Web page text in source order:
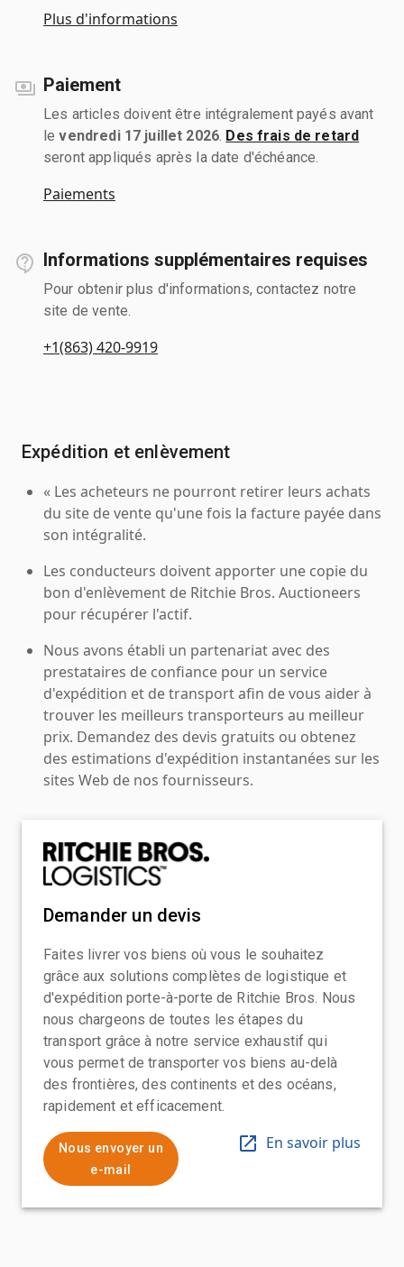
Plus d'informations
Paiement
Les articles doivent être intégralement payés avant
levendredi 17 juillet 2026 Des frais de retard
seront appliqués après la date d'échéance.
Paiements
Informations supplémentaires requises
Pour obtenir plus d'informations, contactez notre
site de vente.
+1(863) 420-9919
Expédition et enlèvement
« Les acheteurs ne pourront retirer leurs achats
du site de vente qu'une fois la facture payée dans
son intégralité.
Les conducteurs doivent apporter une copie du
bon d'enlèvement de Ritchie Bros. Auctioneers
pour récupérer l'actif.
Nous avons établi un partenariat avec des
prestataires de confiance pour un service
d'expédition et de transport afin de vous aider à
trouver les meilleurs transporteurs au meilleur
prix. Demandez des devis gratuits ou obtenez
des estimations d'expédition instantanées sur les
sites Web de nos fournisseurs.
Demander un devis
Faites livrer vos biens où vous le souhaitez
grâce aux solutions complètes de logistique et
d'expédition porte-à-porte de Ritchie Bros. Nous
nous chargeons de toutes les étapes du
transport grâce à notre service exhaustif qui
vous permet de transporter vos biens au-delà
des frontières, des continents et des océans,
rapidement et efficacement.
Nous envoyer un
e-mail
En savoir plus